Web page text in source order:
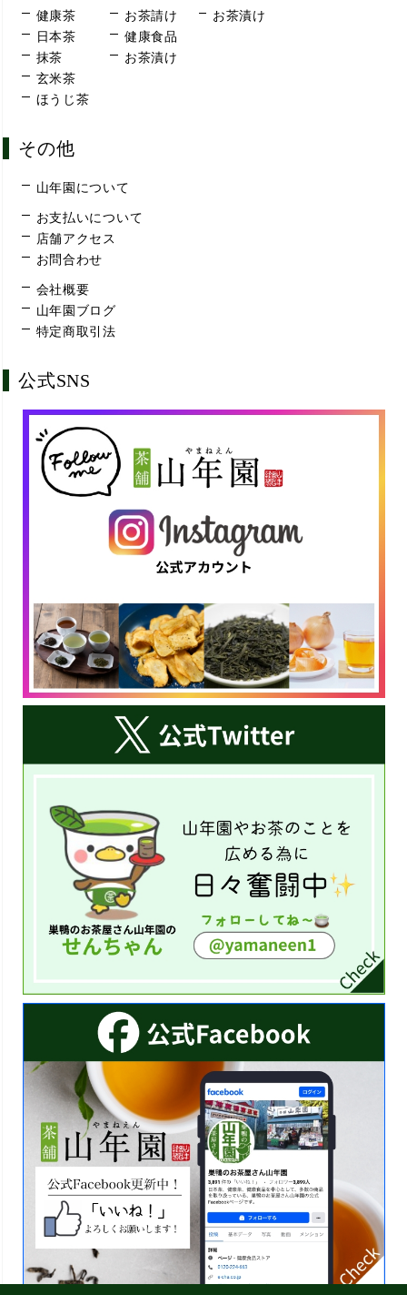
健康茶
日本茶
抹茶
玄米茶
ほうじ茶
お茶請け
健康食品
お茶漬け
お茶漬け
その他
山年園について
お支払いについて
店舗アクセス
お問合わせ
会社概要
山年園ブログ
特定商取引法
公式SNS